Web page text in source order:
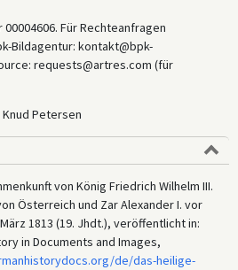
Für Rechteanfragen
Bildagentur: kontakt@bpk-
requests@artres.com (für
Petersen
von König Friedrich Wilhelm III.
Österreich und Zar Alexander I. vor
1813 (19. Jhdt.), veröffentlicht in:
in Documents and Images,
de/das-heilige-